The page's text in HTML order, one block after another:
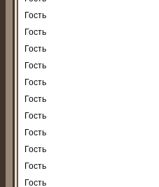
Гость
Гость
Гость
Гость
Гость
Гость
Гость
Гость
Гость
Гость
Гость